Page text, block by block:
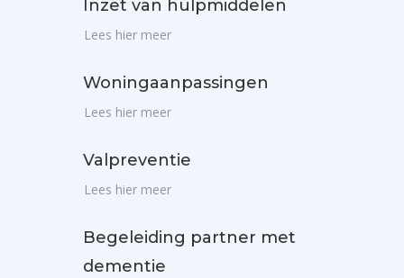
Inzet van hulpmiddelen
Lees hier meer
Woningaanpassingen
Lees hier meer
Valpreventie
Lees hier meer
Begeleiding partner met
dementie